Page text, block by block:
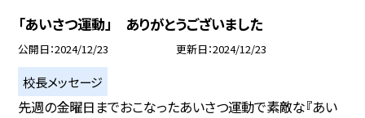
「あいさつ運動」 ありがとうございました
公開日 2024/12/23 更新日 2024/12/23
校長メッセージ
先週の金曜日までおこなったあいさつ運動で素敵な『あい